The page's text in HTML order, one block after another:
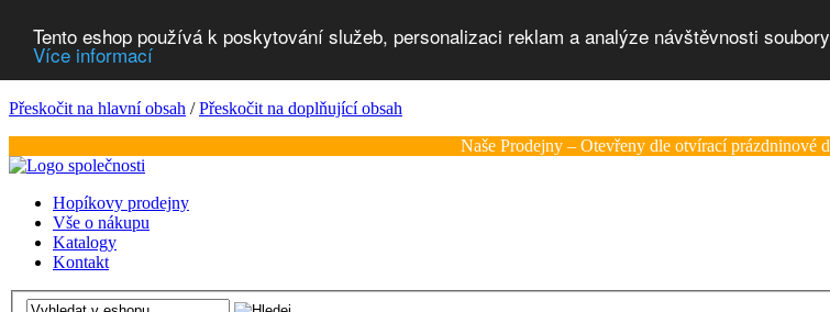
Tento eshop používá k poskytování služeb, personalizaci reklam a analýze návštěvnosti
Více informací
Přeskočit na hlavní obsah /Přeskočit na doplňující obsah
Naše Prodejny – Otevřeny dle otvírací prázdninové
Hopíkovy prodejny
Vše o nákupu
Katalogy
Kontakt